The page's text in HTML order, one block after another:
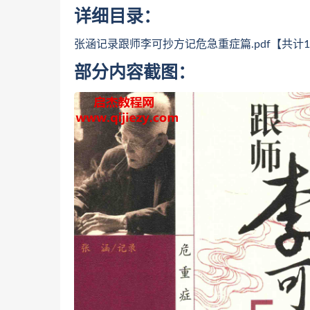
详细目录：
张涵记录跟师李可抄方记危急重症篇.pdf【共计
部分内容截图：